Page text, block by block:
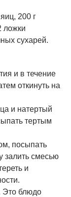
200 г
ложки
сухарей.
и в течение
откинуть на
и натертый
тертым
посыпать
залить смесью
и
Это блюдо